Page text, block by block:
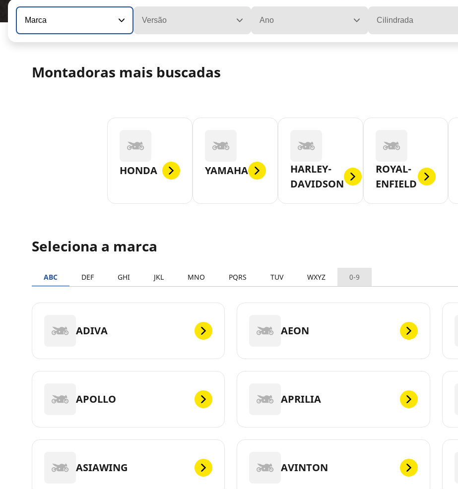
Marca Versão Ano Cilindrada
Montadoras mais buscadas
HONDA YAMAHA
HARLEY-
DAVIDSON
ROYAL-
ENFIELD
Seleciona a marca
ABC DEF GHI JKL MNO PQRS TUV WXYZ 0-9
ADIVA AEON
APOLLO APRILIA
ASIAWING AVINTON